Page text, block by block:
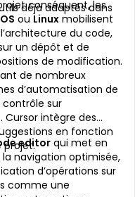
déjà adoptés dans
conséquent, les
ou Linux mobilisent
du code,
un dépôt et de
de modification.
de nombreux
d’automatisation de
sur
Cursor intègre des
en fonction
editor qui met en
navigation optimisée,
d’opérations sur
comme une